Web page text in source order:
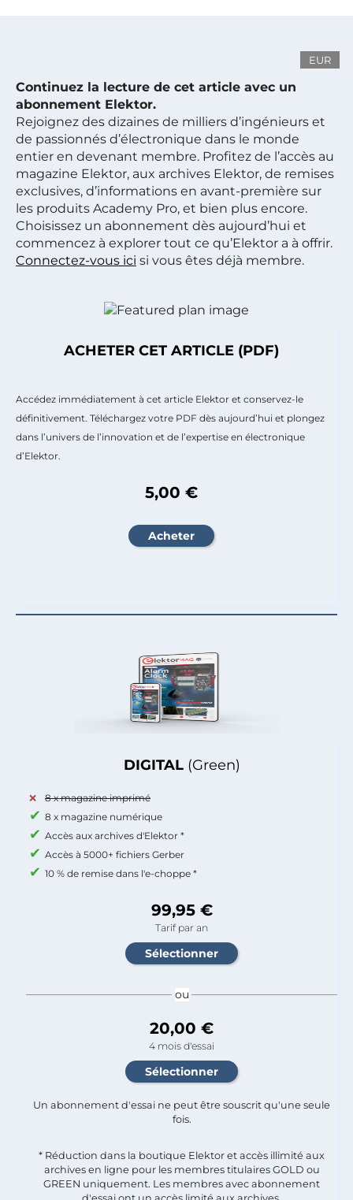
EUR
Continuez la lecture de cet article avec un
abonnement Elektor.
Rejoignez des dizaines de milliers d’ingénieurs et
de passionnés d’électronique dans le monde
entier en devenant membre. Profitez de l’accès au
magazine Elektor, aux archives Elektor, de remises
exclusives, d’informations en avant-première sur
les produits Academy Pro, et bien plus encore.
Choisissez un abonnement dès aujourd’hui et
commencez à explorer tout ce qu’Elektor a à offrir.
Connectez-vous ici si vous êtes déjà membre.
DIGITAL (Green)
8 x magazine imprimé
8 x magazine numérique
Accès aux archives d'Elektor *
Accès à 5000+ fichiers Gerber
10 % de remise dans l'e-choppe *
99,95 €
Tarif par an
ou
20,00 €
4 mois d'essai
Un abonnement d'essai ne peut être souscrit qu'une seule
fois.​
* Réduction dans la boutique Elektor et accès illimité aux
archives en ligne pour les membres titulaires GOLD ou
GREEN uniquement. Les membres avec abonnement
ACHETER CET ARTICLE (PDF)
Accédez immédiatement à cet article Elektor et conservez-le
définitivement. Téléchargez votre PDF dès aujourd’hui et plongez
dans l’univers de l’innovation et de l’expertise en électronique
d’Elektor.
5,00 €